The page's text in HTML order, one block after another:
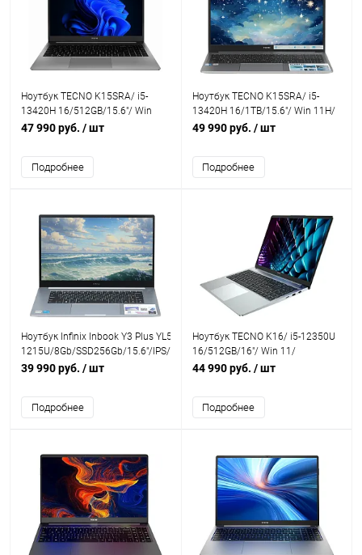
Ноутбук TECNO K15SRA/ i5-
13420H 16/512GB/15.6"/ Win
11H/ Grey
47 990 руб. / шт
Подробнее
Ноутбук TECNO K15SRA/ i5-
13420H 16/1TB/15.6"/ Win 11H/
Grey
49 990 руб. / шт
Подробнее
Ноутбук Infinix Inbook Y3 Plus YL512 i3
1215U/8Gb/SSD256Gb/15.6"/IPS/FHD/VGA
int/W11/grey
39 990 руб. / шт
Подробнее
Ноутбук TECNO K16/ i5-12350U
16/512GB/16"/ Win 11/
Moonshine Silver
44 990 руб. / шт
Подробнее